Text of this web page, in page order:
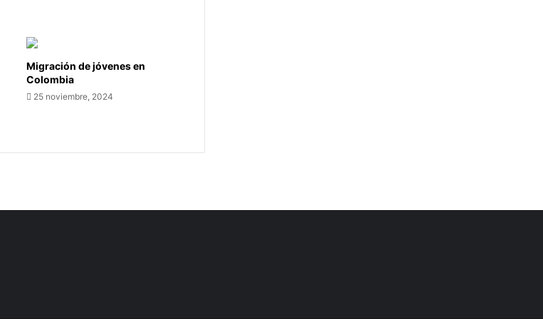
Migración de jóvenes en
Colombia
25 noviembre, 2024